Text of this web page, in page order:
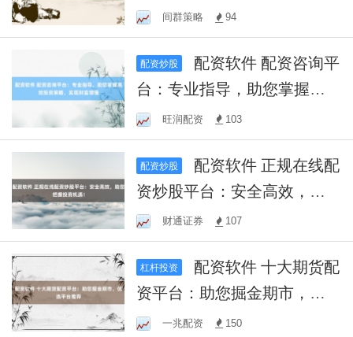
力投资者实现资产增值梦
想！
间群策略 94
配资炒股
台：专业指导，助您掌握高
效投资策略，实现财富增值
旺润配资 103
配资炒股
资炒股平台：安全高效，助
您把握投资机遇！
财通证券 107
杠杆投资
资平台：助您掘金期市，优
选平台推荐
一兆配资 150